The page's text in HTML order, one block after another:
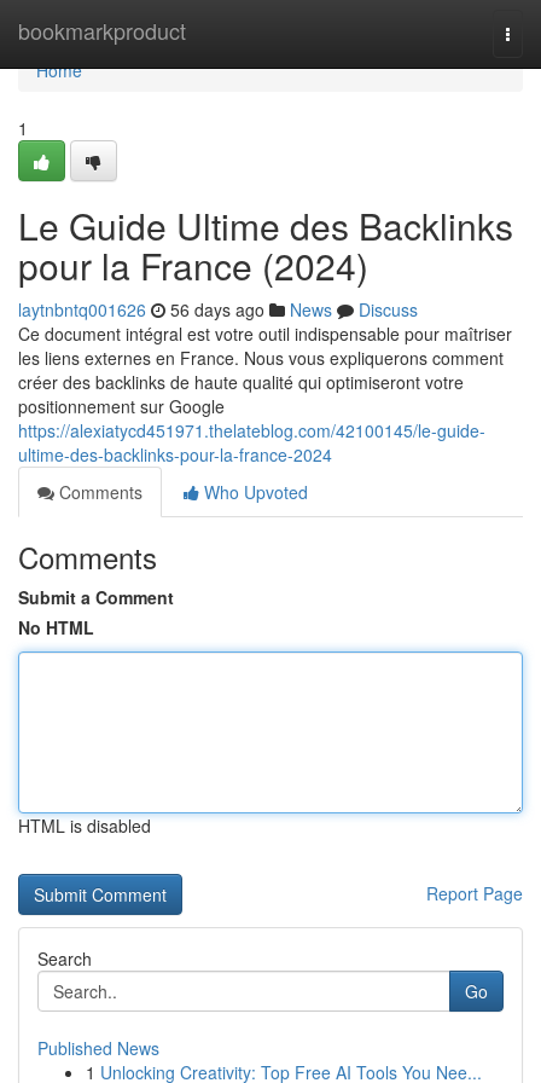
bookmarkproduct
Home
Home
1
Le Guide Ultime des Backlinks
pour la France (2024)
laytnbntq001626 56 days ago News
Discuss
Ce document intégral est votre outil indispensable pour maîtriser
les liens externes en France. Nous vous expliquerons comment
créer des backlinks de haute qualité qui optimiseront votre
positionnement sur Google
https://alexiatycd451971.thelateblog.com/42100145/le-guide-
ultime-des-backlinks-pour-la-france-2024
Comments
Who Upvoted
Comments
Submit a Comment
No HTML
HTML is disabled
Report Page
Search
Go
Published News
1 Unlocking Creativity: Top Free AI Tools You Nee...